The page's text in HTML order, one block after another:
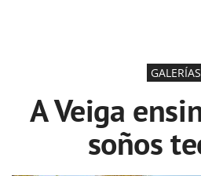
GALERÍAS
A Veiga
soños